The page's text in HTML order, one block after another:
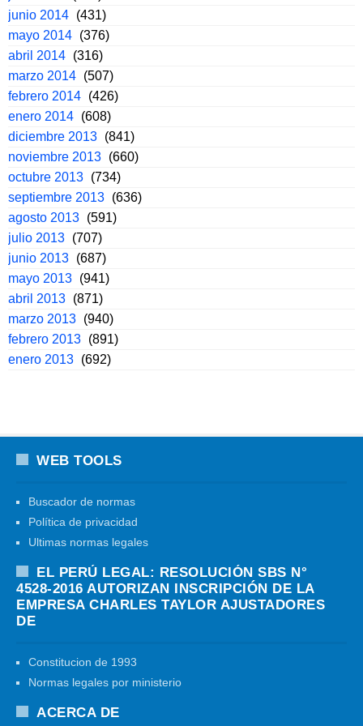
junio 2014 (431)
mayo 2014 (376)
abril 2014 (316)
marzo 2014 (507)
febrero 2014 (426)
enero 2014 (608)
diciembre 2013 (841)
noviembre 2013 (660)
octubre 2013 (734)
septiembre 2013 (636)
agosto 2013 (591)
julio 2013 (707)
junio 2013 (687)
mayo 2013 (941)
abril 2013 (871)
marzo 2013 (940)
febrero 2013 (891)
enero 2013 (692)
WEB TOOLS
Buscador de normas
Política de privacidad
Ultimas normas legales
EL PERÚ LEGAL: RESOLUCIÓN SBS N°
4528-2016 AUTORIZAN INSCRIPCIÓN DE LA
EMPRESA CHARLES TAYLOR AJUSTADORES
DE
Constitucion de 1993
Normas legales por ministerio
ACERCA DE